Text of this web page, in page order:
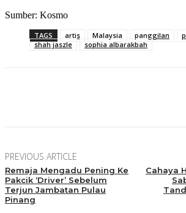
Sumber: Kosmo
TAGS artis Malaysia panggilan
shah jaszle
sophia albarakbah
PREVIOUS ARTICLE
Remaja Mengadu Pening Ke
Pakcik ‘Driver’ Sebelum
Terjun Jambatan Pulau
Pinang
Cahaya